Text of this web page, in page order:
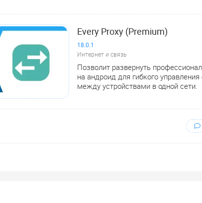
Every Proxy (Premium)
18.0.1
Интернет и связь
Позволит развернуть
на андроид для гибкого
между устройствами в одной сети.